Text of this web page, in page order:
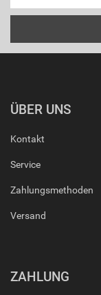
ÜBER UNS
Kontakt
Service
Zahlungsmethoden
Versand
ZAHLUNG